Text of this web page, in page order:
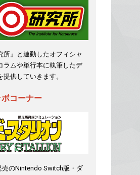
所』と連動したオフィシャ
ラムや単行本に執筆したデ
供していきます。
コーナー
売のNintendo Switch版・ダ